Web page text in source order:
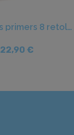
Els meus primers 8 retoladors de colors - Crealign'
22,90 €